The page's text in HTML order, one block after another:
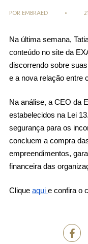
POR EMBRAED •
Na última semana,
conteúdo no site da
discorrendo sobre
e a nova relação entre
Na análise, a CEO da
estabelecidos na Lei
segurança para os
concluem a compra
empreendimentos,
financeira das
Clique aqui e confira o